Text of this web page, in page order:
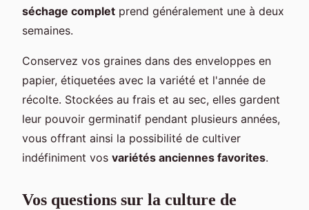
séchage complet prend généralement une à deux
semaines.
Conservez vos graines dans des enveloppes en
papier, étiquetées avec la variété et l'année de
récolte. Stockées au frais et au sec, elles gardent
leur pouvoir germinatif pendant plusieurs années,
vous offrant ainsi la possibilité de cultiver
indéfiniment vos variétés anciennes favorites.
Vos questions sur la culture de